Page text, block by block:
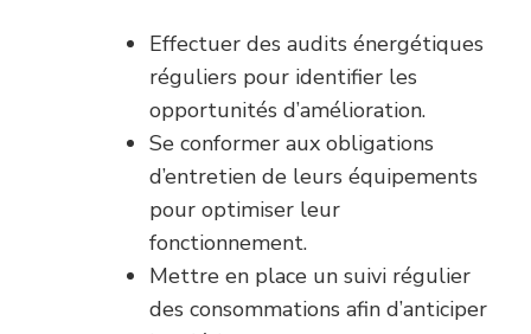
Effectuer des audits énergétiques
réguliers pour identifier les
opportunités d’amélioration.
Se conformer aux obligations
d’entretien de leurs équipements
pour optimiser leur
fonctionnement.
Mettre en place un suivi régulier
des consommations afin d’anticiper